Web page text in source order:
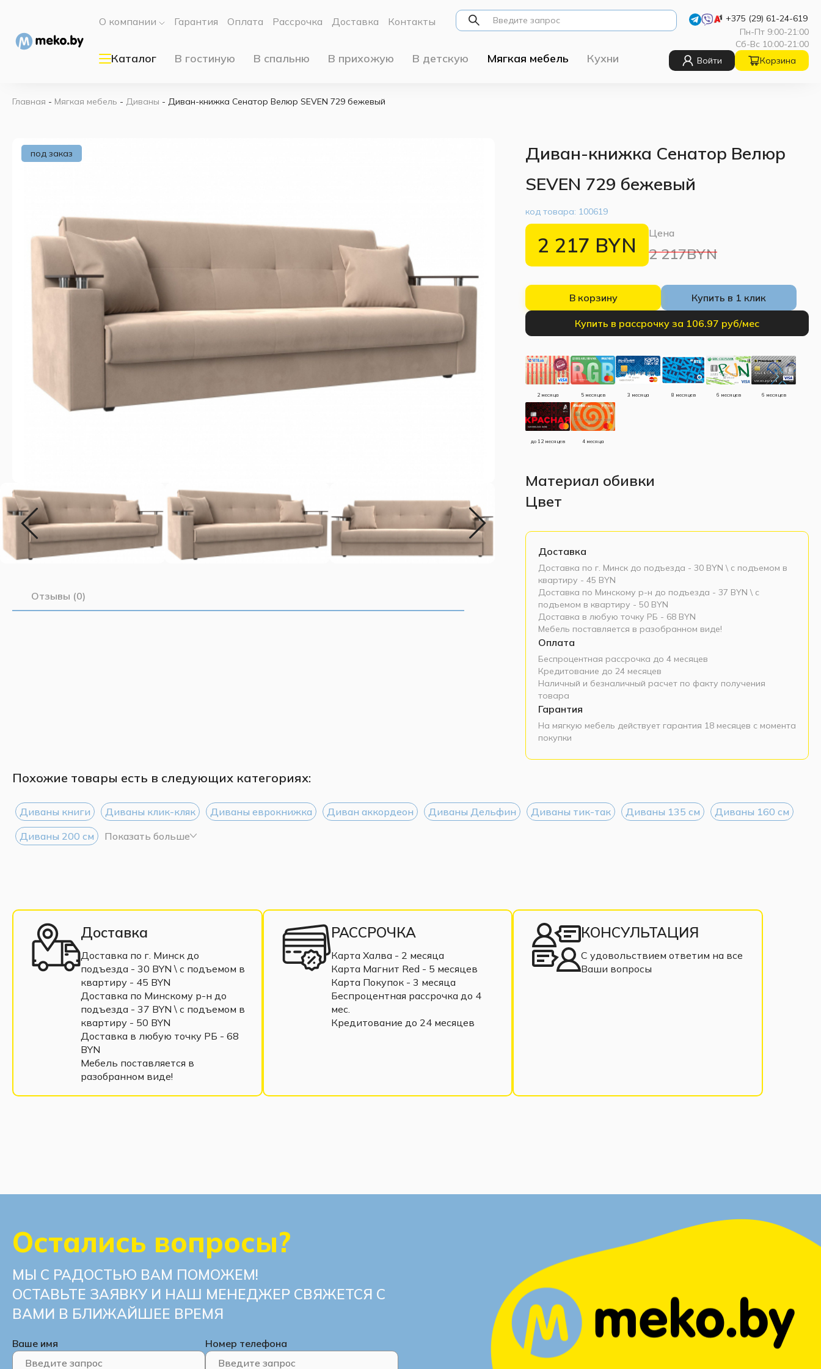
О компании Гарантия Оплата Рассрочка Доставка Контакты
+375 (29) 61-24-619
Пн-Пт 9:00-21:00
Сб-Вс 10:00-21:00
Каталог В гостиную В спальню В прихожую В детскую Мягкая мебель Кухни Войти Корзина
Главная - Мягкая мебель - Диваны - Диван-книжка Сенатор Велюр SEVEN 729 бежевый
под заказ
Отзывы (0)
Диван-книжка Сенатор Велюр
SEVEN 729 бежевый
код товара: 100619
2 217 BYN Цена
2 217BYN
В корзину Купить в 1 клик
Купить в рассрочку за 106.97 руб/мес
2 месяца 5 месяцев 3 месяца 8 месяцев 6 месяцев 6 месяцев
до 12 месяцев 4 месяца
Материал обивки
Цвет
Доставка
Доставка по г. Минск до подъезда - 30 BYN \ c подъемом в
квартиру - 45 BYN
Доставка по Минскому р-н до подъезда - 37 BYN \ c
подъемом в квартиру - 50 BYN
Доставка в любую точку РБ - 68 BYN
Мебель поставляется в разобранном виде!
Оплата
Беспроцентная рассрочка до 4 месяцев
Кредитование до 24 месяцев
Наличный и безналичный расчет по факту получения
товара
Гарантия
На мягкую мебель действует гарантия 18 месяцев с момента
покупки
Похожие товары есть в следующих категориях:
Диваны книги Диваны клик-кляк Диваны еврокнижка Диван аккордеон Диваны Дельфин Диваны тик-так Диваны 135 см
Диваны 160 см
Диваны 200 см
Показать больше
Доставка
Доставка по г. Минск до
подъезда - 30 BYN \ c подъемом в
квартиру - 45 BYN
Доставка по Минскому р-н до
подъезда - 37 BYN \ c подъемом в
квартиру - 50 BYN
Доставка в любую точку РБ - 68
BYN
Мебель поставляется в
разобранном виде!
РАССРОЧКА
Карта Халва - 2 месяца
Карта Магнит Red - 5 месяцев
Карта Покупок - 3 месяца
Беспроцентная рассрочка до 4
мес.
Кредитование до 24 месяцев
КОНСУЛЬТАЦИЯ
С удовольствием ответим на все
Ваши вопросы
Остались вопросы?
МЫ С РАДОСТЬЮ ВАМ ПОМОЖЕМ!
ОСТАВЬТЕ ЗАЯВКУ И НАШ МЕНЕДЖЕР СВЯЖЕТСЯ С
ВАМИ В БЛИЖАЙШЕЕ ВРЕМЯ
Ваше имя Номер телефона